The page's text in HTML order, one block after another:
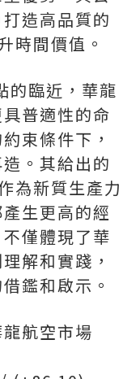
造高品質的
時間價值。
的臨近，華龍
普適性的命
束條件下，
。其給出的
為新質生產力
生更高的經
僅體現了華
解和實踐，
鑑和啟示。
航空市場